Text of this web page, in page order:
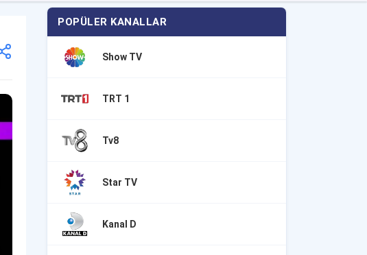
POPÜLER KANALLAR
Show TV
TRT 1
Tv8
Star TV
Kanal D